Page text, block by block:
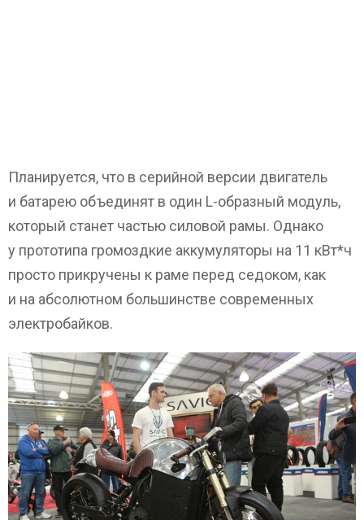
Планируется, что в серийной версии двигатель
и батарею объединят в один L-образный модуль,
который станет частью силовой рамы. Однако
у прототипа громоздкие аккумуляторы на 11 кВт*ч
просто прикручены к раме перед седоком, как
и на абсолютном большинстве современных
электробайков.